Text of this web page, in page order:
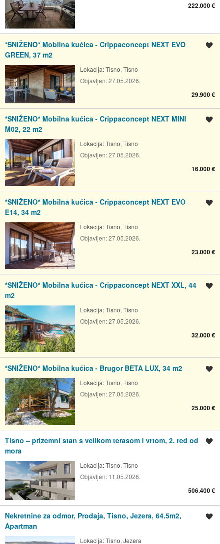
222.000 €
*SNIŽENO* Mobilna kućica - Crippaconcept NEXT EVO
GREEN, 37 m2
Lokacija:Tisno, Tisno
Objavljen:27.05.2026.
29.900 €
*SNIŽENO* Mobilna kućica - Crippaconcept NEXT MINI
M02, 22 m2
Lokacija:Tisno, Tisno
Objavljen:27.05.2026.
16.000 €
*SNIŽENO* Mobilna kućica - Crippaconcept NEXT EVO
E14, 34 m2
Lokacija:Tisno, Tisno
Objavljen:27.05.2026.
23.000 €
*SNIŽENO* Mobilna kućica - Crippaconcept NEXT XXL, 44
m2
Lokacija:Tisno, Tisno
Objavljen:27.05.2026.
32.000 €
*SNIŽENO* Mobilna kućica - Brugor BETA LUX, 34 m2
Lokacija:Tisno, Tisno
Objavljen:27.05.2026.
25.000 €
Tisno – prizemni stan s velikom terasom i vrtom, 2. red od
mora
Lokacija:Tisno, Tisno
Objavljen: 11.05.2026.
506.400 €
Nekretnine za odmor, Prodaja, Tisno, Jezera, 64.5m2,
Apartman
Lokacija:Tisno, Jezera